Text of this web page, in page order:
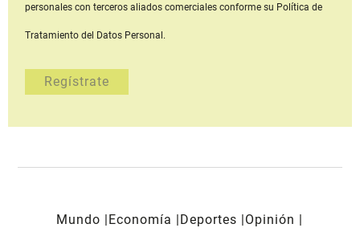
personales con terceros aliados comerciales conforme su Política de
Tratamiento del Datos Personal.
Mundo Economía Deportes
Opinión